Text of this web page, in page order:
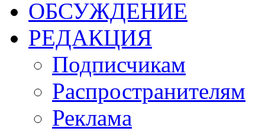
ОБСУЖДЕНИЕ
РЕДАКЦИЯ
Подписчикам
Распространителям
Реклама